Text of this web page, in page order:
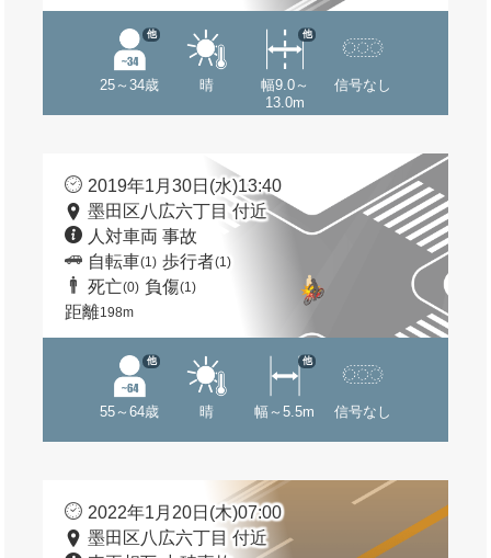
25～34歳
他
晴
幅9.0～
13.0m
他
信号なし
2019年1月30日(水)13:40
墨田区八広六丁目 付近
人対車両 事故
自転車(1) 歩行者(1)
死亡(0) 負傷(1)
距離198m
55～64歳
他
晴 幅～5.5m
他
信号なし
2022年1月20日(木)07:00
墨田区八広六丁目 付近